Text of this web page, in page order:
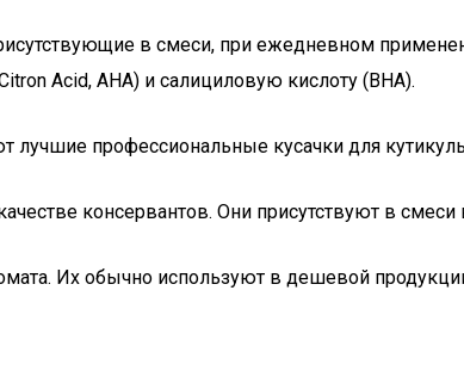
в смеси, при ежедневном
Acid, AHA) и салициловую кислоту (BHA).
лучшие профессиональные кусачки для
консервантов. Они присутствуют в
Их обычно используют в дешевой